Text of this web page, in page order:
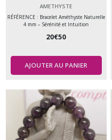
AMETHYSTE
RÉFÉRENCE : Bracelet Améthyste Naturelle
4 mm – Sérénité et Intuition
20€50
AJOUTER AU PANIER